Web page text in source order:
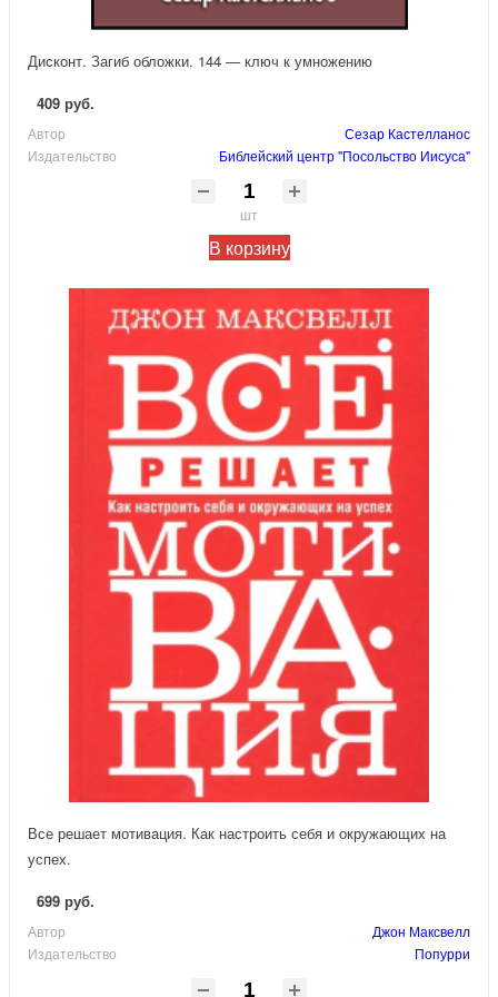
Дисконт. Загиб обложки. 144 — ключ к умножению
409 руб.
Автор
Сезар Кастелланос
Издательство
Библейский центр "Посольство Иисуса"
шт
В корзину
Все решает мотивация. Как настроить себя и окружающих на
успех.
699 руб.
Автор
Джон Максвелл
Издательство
Попурри